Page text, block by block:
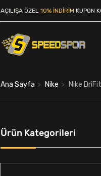
AÇILIŞA ÖZEL 10% İNDİRİM KUPON
Ana Sayfa Nike Nike
Ürün Kategorileri